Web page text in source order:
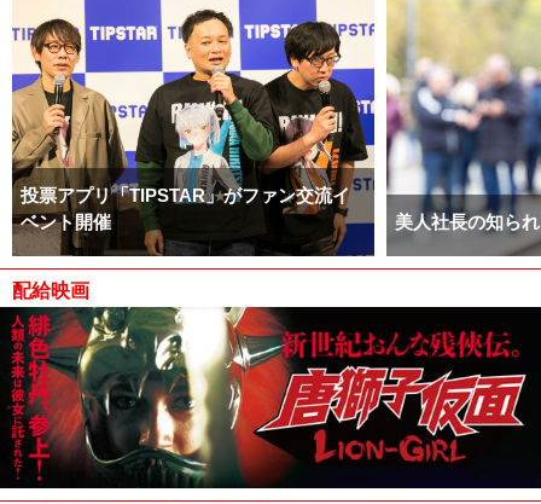
投票アプリ「TIPSTAR」がファン交流イ
ベント開催
美人社長の知ら
配給映画